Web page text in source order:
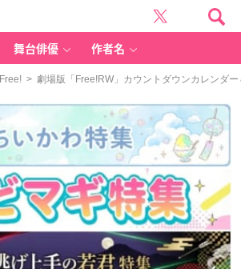
舞台俳優 作者名
Free! > 劇場版「Free!RW」カウントダウンカレンダ